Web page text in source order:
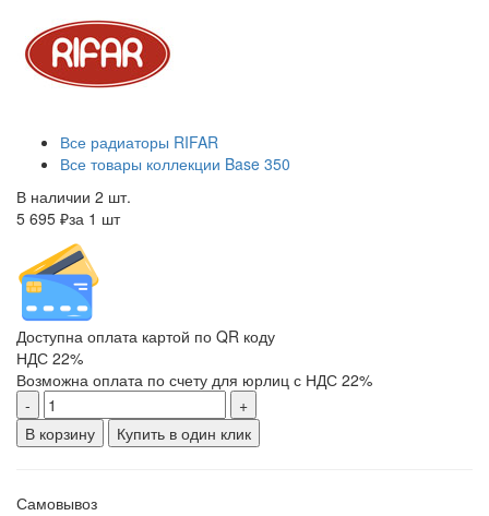
Все радиаторы RIFAR
Все товары коллекции Base 350
В наличии 2 шт.
5 695 ₽за 1 шт
Доступна оплата картой по QR коду
НДС 22%
Возможна оплата по счету для юрлиц с НДС 22%
-
+
В корзину
Купить в один клик
Самовывоз